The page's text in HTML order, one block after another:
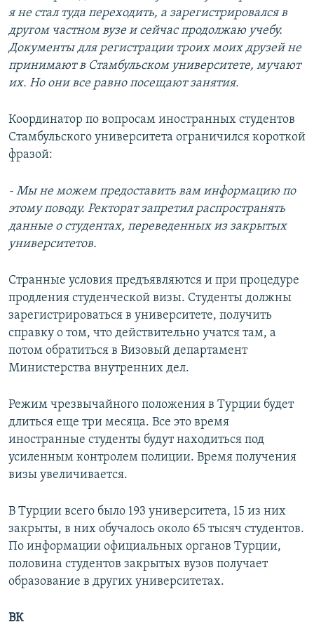
я не стал туда переходить, а зарегистрировался в
другом частном вузе и сейчас продолжаю учебу.
Документы для регистрации троих моих друзей не
принимают в Стамбульском университете, мучают
их. Но они все равно посещают занятия.
Координатор по вопросам иностранных студентов
Стамбульского университета ограничился короткой
фразой:
- Мы не можем предоставить вам информацию по
этому поводу. Ректорат запретил распространять
данные о студентах, переведенных из закрытых
университетов.
Странные условия предъявляются и при процедуре
продления студенческой визы. Студенты должны
зарегистрироваться в университете, получить
справку о том, что действительно учатся там, а
потом обратиться в Визовый департамент
Министерства внутренних дел.
Режим чрезвычайного положения в Турции будет
длиться еще три месяца. Все это время
иностранные студенты будут находиться под
усиленным контролем полиции. Время получения
визы увеличивается.
В Турции всего было 193 университета, 15 из них
закрыты, в них обучалось около 65 тысяч студентов.
По информации официальных органов Турции,
половина студентов закрытых вузов получает
образование в других университетах.
ВК